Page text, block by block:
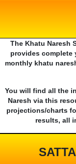
The Khatu Naresh
provides complete
monthly khatu
You will find all the
Naresh via this
projections/charts
results, all